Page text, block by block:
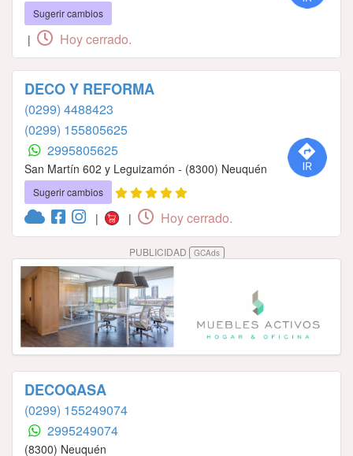
Sugerir cambios
| Hoy cerrado.
DECO Y REFORMA
(0299) 4488423
(0299) 155805625
2995805625
San Martín 602 y Leguizamón - (8300) Neuquén
Sugerir cambios
| | Hoy cerrado.
PUBLICIDAD GCAds
DECOQASA
(0299) 155249074
2995249074
(8300) Neuquén